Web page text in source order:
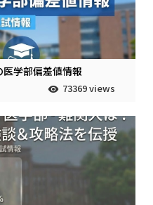
医学部偏差値情報
73369 views